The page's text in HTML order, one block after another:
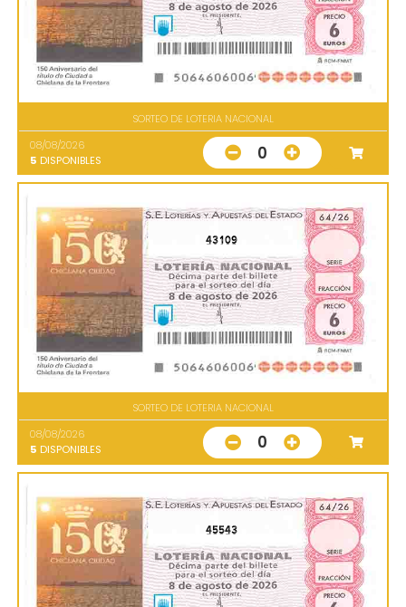
SORTEO DE LOTERIA NACIONAL
08/08/2026
5 DISPONIBLES 0
43109
SORTEO DE LOTERIA NACIONAL
08/08/2026
5 DISPONIBLES 0
45543